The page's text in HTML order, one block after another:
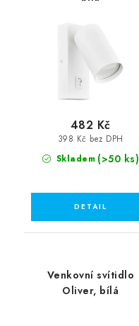
Skladem (>50 ks)
398 Kč bez DPH
482 Kč
Venkovní svítidlo
Oliver, bílá